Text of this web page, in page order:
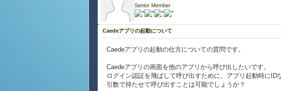
Senior Member
Caedeアプリの起動について
Caedeアプリの起動の仕方についての質問です。
Caedeアプリの画面を他のアプリから呼び出したいです。
ログイン認証を飛ばして呼び出すために、アプリ起動時にID
引数で持たせて呼び出すことは可能でしょうか？